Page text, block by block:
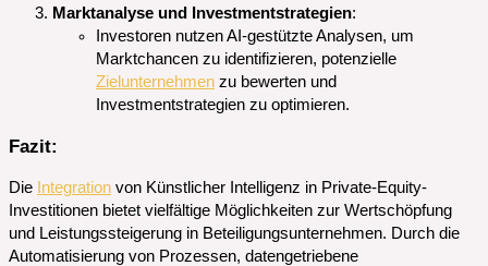
Marktanalyse und Investmentstrategien:
Investoren nutzen AI-gestützte Analysen, um
Marktchancen zu identifizieren, potenzielle
Zielunternehmen zu bewerten und
Investmentstrategien zu optimieren.
Fazit:
Die Integration von Künstlicher Intelligenz in Private-Equity-
Investitionen bietet vielfältige Möglichkeiten zur Wertschöpfung
und Leistungssteigerung in Beteiligungsunternehmen. Durch die
Automatisierung von Prozessen, datengetriebene